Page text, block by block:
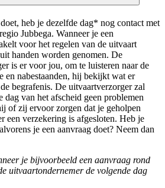
heb je dezelfde dag* nog contact met
Jubbega. Wanneer je een
voor het regelen van de uitvaart
handen worden genomen. De
is er voor jou, om te luisteren naar de
en nabestaanden, hij bekijkt wat er
begrafenis. De uitvaartverzorger zal
dag van het afscheid geen problemen
of zij ervoor zorgen dat je geholpen
een verzekering is afgesloten. Heb je
je een aanvraag doet? Neem dan
je bijvoorbeeld een aanvraag rond
uitvaartondernemer de volgende dag